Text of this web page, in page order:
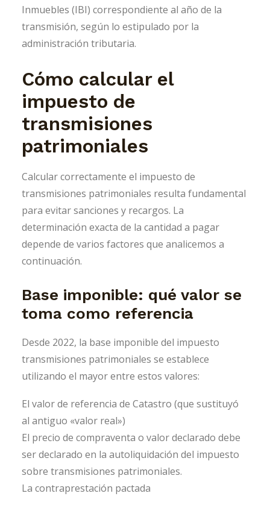
Inmuebles (IBI) correspondiente al año de la
transmisión, según lo estipulado por la
administración tributaria.
Cómo calcular el
impuesto de
transmisiones
patrimoniales
Calcular correctamente el impuesto de
transmisiones patrimoniales resulta fundamental
para evitar sanciones y recargos. La
determinación exacta de la cantidad a pagar
depende de varios factores que analicemos a
continuación.
Base imponible: qué valor se
toma como referencia
Desde 2022, la base imponible del impuesto
transmisiones patrimoniales se establece
utilizando el mayor entre estos valores:
El valor de referencia de Catastro (que sustituyó
al antiguo «valor real»)
El precio de compraventa o valor declarado debe
ser declarado en la autoliquidación del impuesto
sobre transmisiones patrimoniales.
La contraprestación pactada